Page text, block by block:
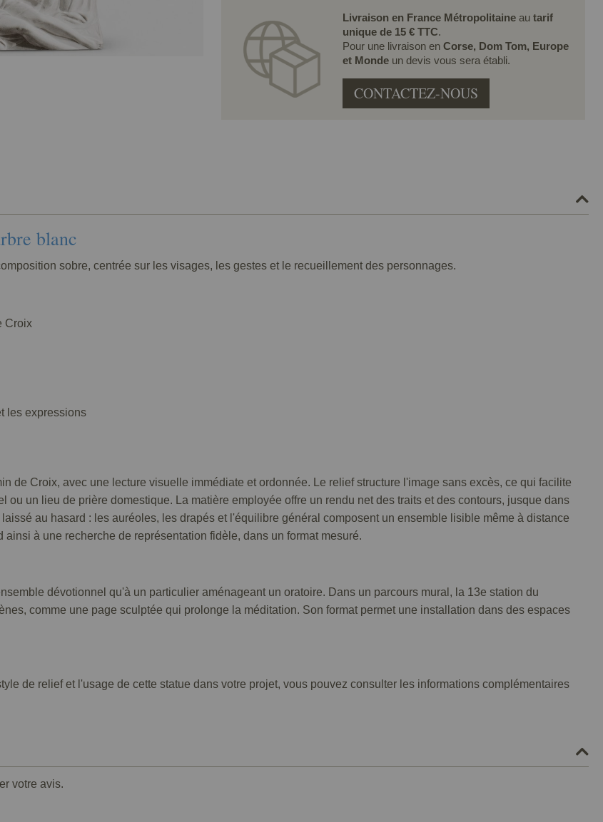
Livraison en France Métropolitaineau tarif
unique de 15 € TTC.
Pour une livraison en Corse, Dom Tom, Europe
et Monde un devis vous sera établi.
CONTACTEZ-NOUS
blanc
sobre, centrée sur les visages, les gestes et le recueillement des personnages.
Croix
les expressions
de Croix, avec une lecture visuelle immédiate et ordonnée. Le relief structure l'image sans excès, ce qui facilite
un lieu de prière domestique. La matière employée offre un rendu net des traits et des contours, jusque dans
au hasard : les auréoles, les drapés et l'équilibre général composent un ensemble lisible même à distance
à une recherche de représentation fidèle, dans un format mesuré.
dévotionnel qu'à un particulier aménageant un oratoire. Dans un parcours mural, la 13e station du
comme une page sculptée qui prolonge la méditation. Son format permet une installation dans des espaces
de relief et l'usage de cette statue dans votre projet, vous pouvez consulter les informations complémentaires
votre avis.